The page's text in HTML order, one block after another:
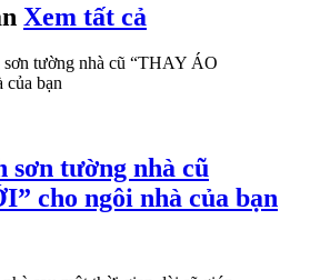
Xem tất cả
sơn tường nhà cũ
cho ngôi nhà của bạn